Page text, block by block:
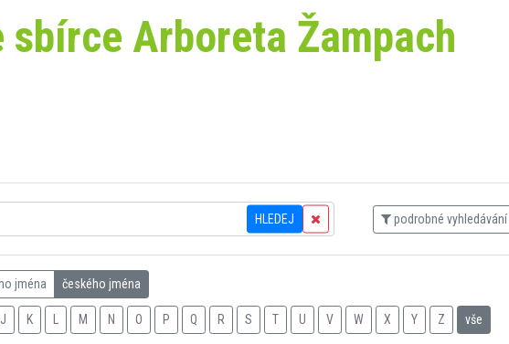
Arboreta Žampach
HLEDEJ podrobné vyhledávání
jména českého jména
J K M N O P Q R S T U V W X Y Z vše